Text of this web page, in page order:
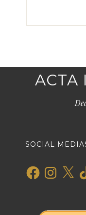
ACTA
SOCIAL
FacebookInstagram
X